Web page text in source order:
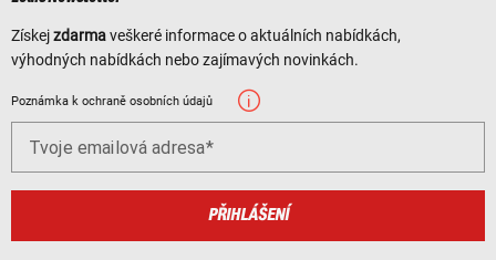
Získejzdarmaveškeré informace o aktuálních nabídkách,
výhodných nabídkách nebo zajímavých novinkách.
Poznámka k ochraně osobních údajů
Tvoje emailová adresa
PŘIHLÁŠENÍ